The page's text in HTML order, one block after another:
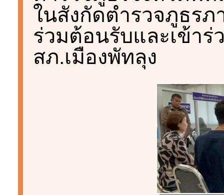
ในสังกัดตำรวจภูธรภ
ร่วมต้อนรับและเข้า
สภ.เมืองพัทลุง